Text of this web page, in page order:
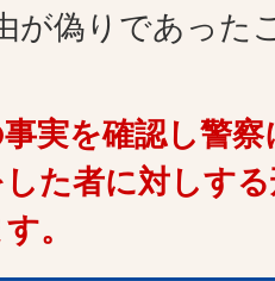
が偽りであった
実を確認し警
た者に対しす
。